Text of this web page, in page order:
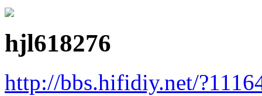
hjl618276
http://bbs.hifidiy.net/